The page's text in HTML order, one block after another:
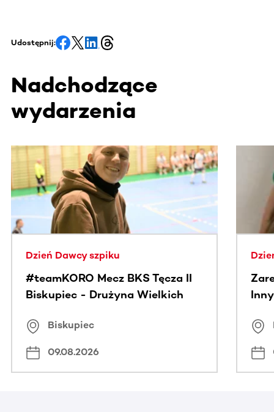
Udostępnij:
Nadchodzące
wydarzenia
Ta sekcja zawiera treści przewijane w poziomie. Użyj
Dzień Dawcy szpiku
#teamKORO Mecz BKS Tęcza II
Biskupiec - Drużyna Wielkich
Biskupiec
09.08.2026